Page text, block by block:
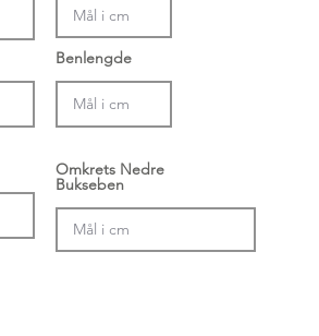
Benlengde
Omkrets Nedre
Bukseben